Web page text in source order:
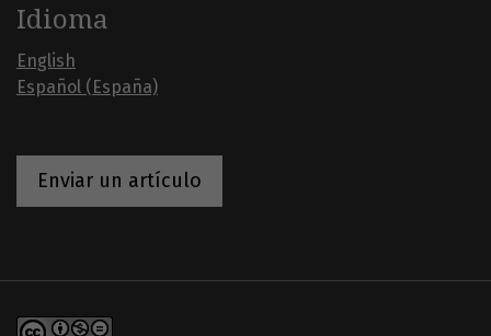
Idioma
English
Español (España)
Enviar un artículo